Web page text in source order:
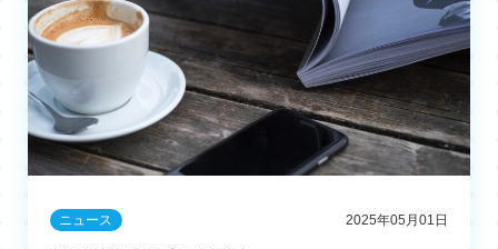
ニュース 2025年05月01日